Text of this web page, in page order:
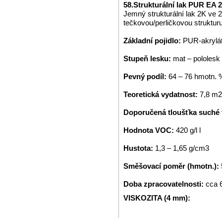
58.Strukturální lak PUR EA
Jemný strukturální lak 2K ve
tečkovou/perličkovou
Základní pojidlo: PUR-
Stupeň lesku: mat – pololesk
Pevný podíl: 64 – 76 hmotn.
Teoretická vydatnost: 7,8
Doporučená tloušťka
Hodnota VOC: 420 g/l l
Hustota: 1,3 – 1,65 g/cm3
Směšovací poměr (hmotn.):
Doba zpracovatelnosti: cca
VISKOZITA (4 mm):